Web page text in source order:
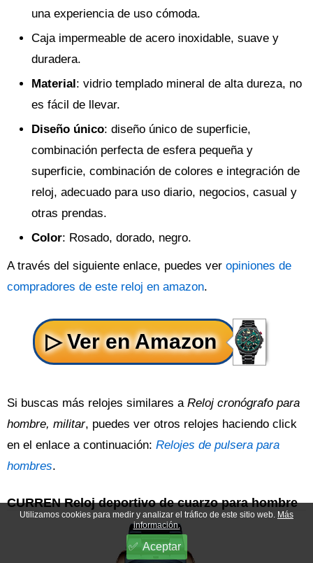
una experiencia de uso cómoda.
Caja impermeable de acero inoxidable, suave y
duradera.
Material: vidrio templado mineral de alta dureza, no
es fácil de llevar.
Diseño único: diseño único de superficie,
combinación perfecta de esfera pequeña y
superficie, combinación de colores e integración de
reloj, adecuado para uso diario, negocios, casual y
otras prendas.
Color: Rosado, dorado, negro.
A través del siguiente enlace, puedes ver opiniones de
compradores de este reloj en amazon.
Si buscas más relojes similares a Reloj cronógrafo para
hombre, militar, puedes ver otros relojes haciendo click
en el enlace a continuación: Relojes de pulsera para
hombres.
CURREN Reloj deportivo de cuarzo para hombre
Utilizamos cookies para medir y analizar el tráfico de este sitio web. Más
información.
Aceptar